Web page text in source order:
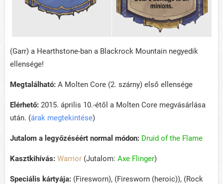
(Garr) a Hearthstone-ban a Blackrock Mountain negyedik
ellensége!
Megtalálható: A Molten Core (2. szárny) első ellensége
Elérhető: 2015. április 10.-étől a Molten Core megvásárlása
után. (árak megtekintése)
Jutalom a legyőzéséért normal módon: Druid of the Flame
Kasztkihívás: Warrior (Jutalom: Axe Flinger)
Speciális kártyája: (Firesworn), (Firesworn (heroic)), (Rock